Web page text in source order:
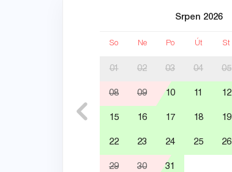
Srpen 2026
So Ne Po Út St
01 02 03 04 05
08 09 10 11 12
15 16 17 18 19
22 23 24 25 26
29 30 31